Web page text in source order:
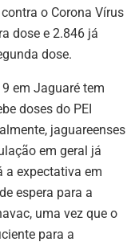
o Corona Vírus
dose e 2.846 já
dose.
em Jaguaré tem
doses do PEI
jaguareenses
em geral já
a expectativa em
espera para a
uma vez que o
para a